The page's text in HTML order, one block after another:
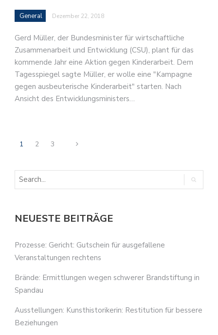
General Dezember 22, 2018
Gerd Müller, der Bundesminister für wirtschaftliche
Zusammenarbeit und Entwicklung (CSU), plant für das
kommende Jahr eine Aktion gegen Kinderarbeit. Dem
Tagesspiegel sagte Müller, er wolle eine "Kampagne
gegen ausbeuterische Kinderarbeit" starten. Nach
Ansicht des Entwicklungsministers…
1 2 3
NEUESTE BEITRÄGE
Prozesse: Gericht: Gutschein für ausgefallene
Veranstaltungen rechtens
Brände: Ermittlungen wegen schwerer Brandstiftung in
Spandau
Ausstellungen: Kunsthistorikerin: Restitution für bessere
Beziehungen